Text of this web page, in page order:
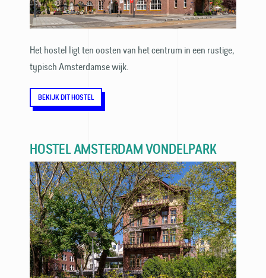
Het hostel ligt ten oosten van het centrum in een rustige,
typisch Amsterdamse wijk.
BEKIJK DIT HOSTEL
HOSTEL AMSTERDAM VONDELPARK